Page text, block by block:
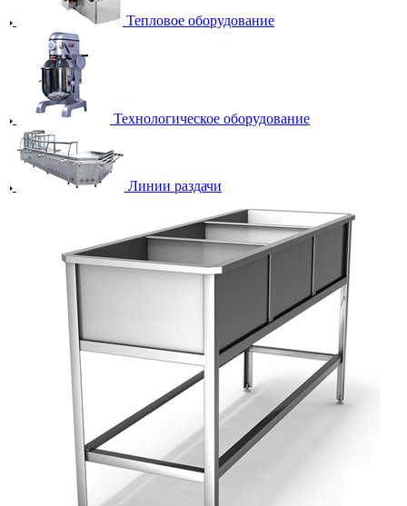
Тепловое оборудование
Технологическое оборудование
Линии раздачи